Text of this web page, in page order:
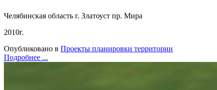
Челябинская область г. Златоуст пр. Мира
2010г.
Опубликовано в Проекты планировки территории
Подробнее ...